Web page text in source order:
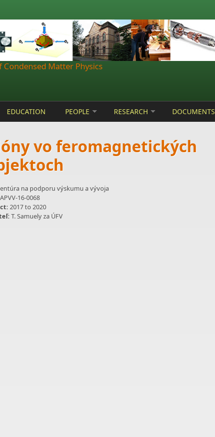
Matter Physics
EDUCATION PEOPLE RESEARCH DOCUMENTS
vo feromagnetických
na podporu výskumu a vývoja
APVV-16-0068
2017to 2020
T. Samuely za ÚFV